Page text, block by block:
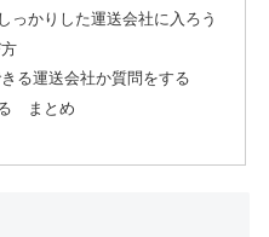
っかりした運送会社に入ろう
る運送会社か質問をする
る まとめ